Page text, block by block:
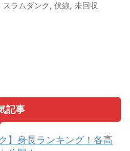
スラムダンク, 伏線, 未回収
記事
】身長ランキング！各高